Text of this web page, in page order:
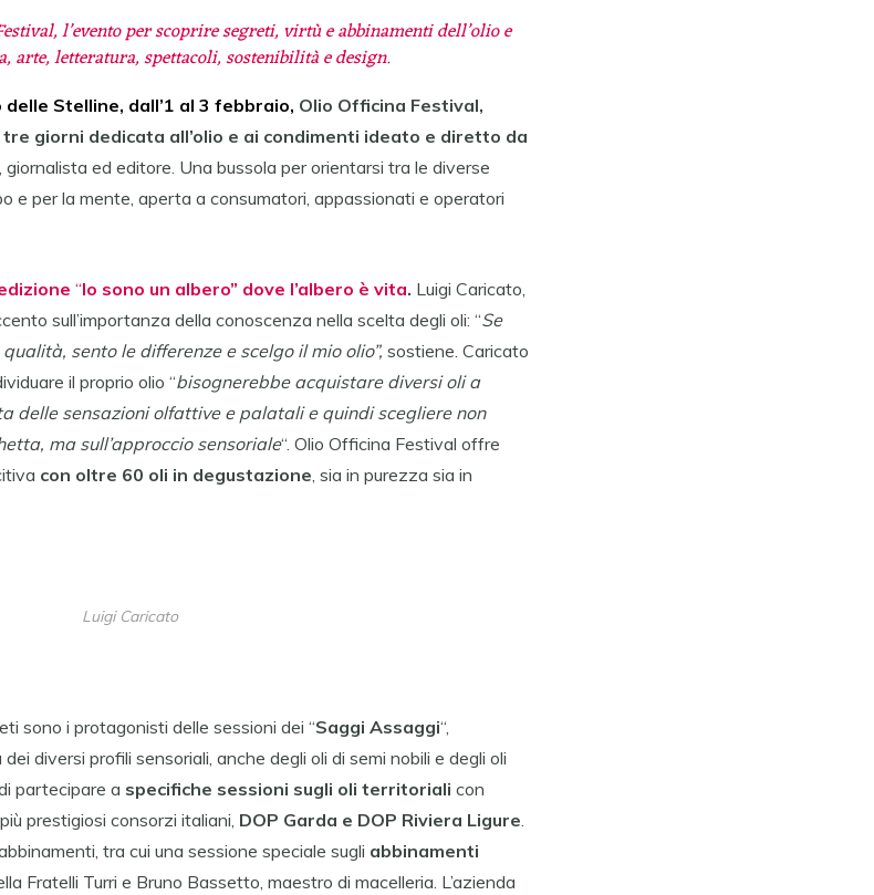
l’evento per scoprire segreti, virtù e abbinamenti dell’olio e
letteratura, spettacoli, sostenibilità e design.
Stelline, dall’1 al 3 febbraio, Olio Officina Festival,
giorni dedicata all’olio e ai condimenti ideato e diretto da
giornalista ed editore. Una bussola per orientarsi tra le diverse
e per la mente, aperta a consumatori, appassionati e operatori
“Io sono un albero” dove l’albero è vita. Luigi Caricato,
sull’importanza della conoscenza nella scelta degli oli: “Se
sento le differenze e scelgo il mio olio”, sostiene. Caricato
il proprio olio “bisognerebbe acquistare diversi oli a
delle sensazioni olfattive e palatali e quindi scegliere non
ma sull’approccio sensoriale“. Olio Officina Festival offre
con oltre 60 oli in degustazione, sia in purezza sia in
Luigi Caricato
sono i protagonisti delle sessioni dei “Saggi Assaggi“,
diversi profili sensoriali, anche degli oli di semi nobili e degli oli
partecipare a specifiche sessioni sugli oli territoriali con
prestigiosi consorzi italiani, DOP Garda e DOP Riviera Ligure.
tra cui una sessione speciale sugli abbinamenti
Fratelli Turri e Bruno Bassetto, maestro di macelleria. L’azienda